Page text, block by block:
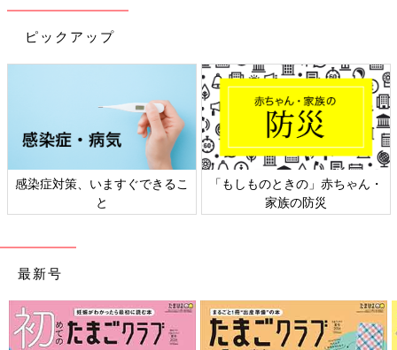
ピックアップ
感染症対策、いますぐできるこ
と
「もしものときの」赤ちゃん・
家族の防災
最新号